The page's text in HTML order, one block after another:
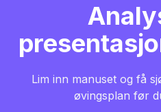
Lim inn manuset og få
øvingsplan før